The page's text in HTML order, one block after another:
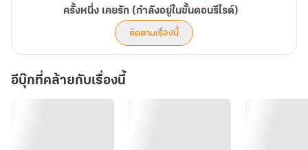
ครั้งหนึ่ง เคยรัก (กำลังอยู่ในขั้นตอนรีไรต์)
ติดตามเรื่องนี้
อีบุ๊กที่คล้ายกับเรื่องนี้